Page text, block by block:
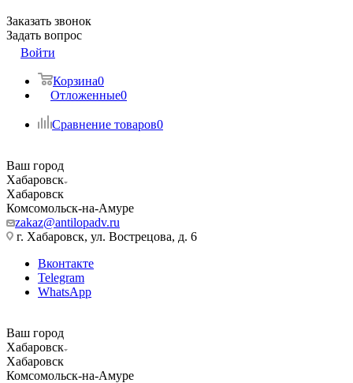
Заказать звонок
Задать вопрос
Войти
Корзина0
Отложенные0
Сравнение товаров0
Ваш город
Хабаровск
Хабаровск
Комсомольск-на-Амуре
zakaz@antilopadv.ru
г. Хабаровск, ул. Вострецова, д. 6
Вконтакте
Telegram
WhatsApp
Ваш город
Хабаровск
Хабаровск
Комсомольск-на-Амуре